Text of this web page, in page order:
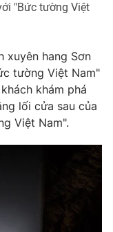
"Bức tường Việt
xuyên hang Sơn
tường Việt Nam"
khám phá
lối cửa sau của
Việt Nam".